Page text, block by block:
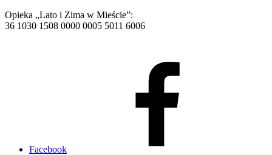
Opieka „Lato i Zima w Mieście”:
36 1030 1508 0000 0005 5011 6006
Facebook